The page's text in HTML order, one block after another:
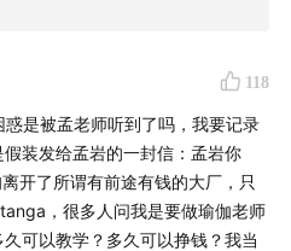
118
是被孟老师听到了吗，我要记录
装发给孟岩的一封信：孟岩你
开了所谓有前途有钱的大厂，只
，很多人问我是要做瑜伽老师
可以教学？多久可以挣钱？我当